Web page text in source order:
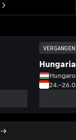
VERGANGEN